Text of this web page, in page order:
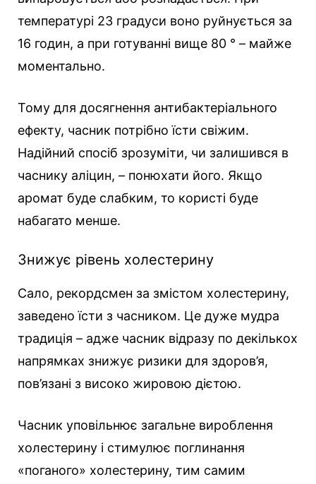
температурі 23 градуси воно руйнується за
16 годин, а при готуванні вище 80 ° – майже
моментально.
Тому для досягнення антибактеріального
ефекту, часник потрібно їсти свіжим.
Надійний спосіб зрозуміти, чи залишився в
часнику аліцин, – понюхати його. Якщо
аромат буде слабким, то користі буде
набагато менше.
Знижує рівень холестерину
Сало, рекордсмен за змістом холестерину,
заведено їсти з часником. Це дуже мудра
традиція – адже часник відразу по декількох
напрямках знижує ризики для здоров’я,
пов’язані з високо жировою дієтою.
Часник уповільнює загальне вироблення
холестерину і стимулює поглинання
«поганого» холестерину, тим самим